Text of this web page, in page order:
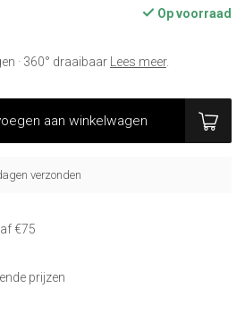
Op voorraad
· 360° draaibaar Lees meer.
aan winkelwagen
verzonden
€75
prijzen